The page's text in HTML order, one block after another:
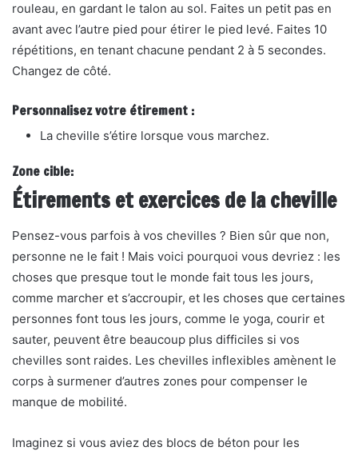
rouleau, en gardant le talon au sol. Faites un petit pas en
avant avec l’autre pied pour étirer le pied levé. Faites 10
répétitions, en tenant chacune pendant 2 à 5 secondes.
Changez de côté.
Personnalisez votre étirement :
La cheville s’étire lorsque vous marchez.
Zone cible:
Étirements et exercices de la cheville
Pensez-vous parfois à vos chevilles ? Bien sûr que non,
personne ne le fait ! Mais voici pourquoi vous devriez : les
choses que presque tout le monde fait tous les jours,
comme marcher et s’accroupir, et les choses que certaines
personnes font tous les jours, comme le yoga, courir et
sauter, peuvent être beaucoup plus difficiles si vos
chevilles sont raides. Les chevilles inflexibles amènent le
corps à surmener d’autres zones pour compenser le
manque de mobilité.
Imaginez si vous aviez des blocs de béton pour les